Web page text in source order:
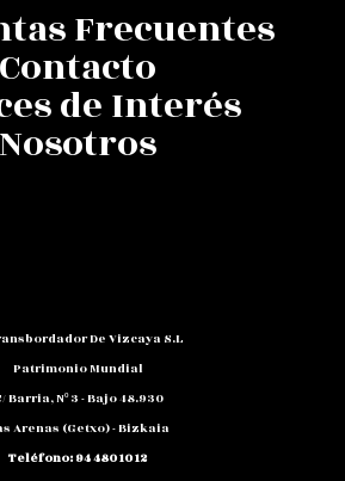
Frecuentes
Contacto
de Interés
Nosotros
De Vizcaya S.L
Patrimonio Mundial
Barria, Nº 3 - Bajo 48.930
Arenas (Getxo) - Bizkaia
Teléfono: 94 480 10 12